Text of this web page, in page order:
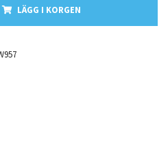
LÄGG I KORGEN